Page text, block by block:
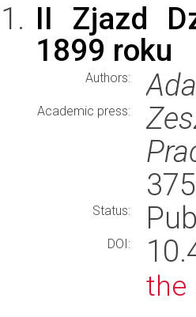
II Zjazd
1899 roku
Authors:
Academic press:
Status:
DOI:
the